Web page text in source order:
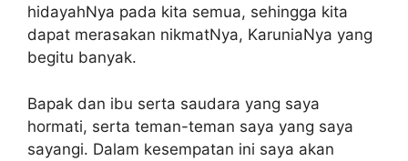
hidayahNya pada kita semua, sehingga kita
dapat merasakan nikmatNya, KaruniaNya yang
begitu banyak.
Bapak dan ibu serta saudara yang saya
hormati, serta teman-teman saya yang saya
sayangi. Dalam kesempatan ini saya akan